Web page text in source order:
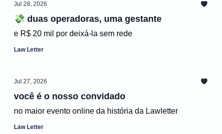
Jul 28, 2026
💸 duas operadoras, uma gestante
e R$ 20 mil por deixá-la sem rede
Law Letter
Jul 27, 2026
você é o nosso convidado
no maior evento online da história da Lawletter
Law Letter